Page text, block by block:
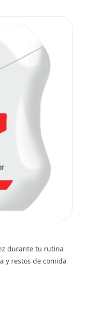
durante tu rutina
y restos de comida